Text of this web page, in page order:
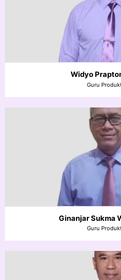
Widyo
Guru
Ginanjar Sukma
Guru